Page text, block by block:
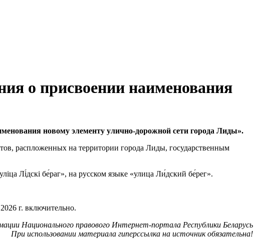
о присвоении наименования
новому элементу улично-дорожной сети города Лиды».
распложенных на территории города Лиды, государственным
Лі́дскі бе́раг», на русском языке «улица Ли́дский бе́рег».
г. включительно.
Национального правового Интернет-портала Республики Беларусь
При использовании материала гиперссылка на источник обязательна!